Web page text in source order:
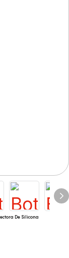
De Silicona